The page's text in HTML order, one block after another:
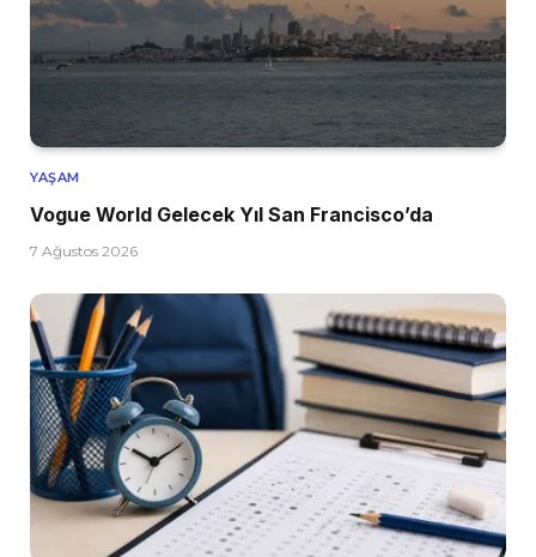
YAŞAM
Vogue World Gelecek Yıl San Francisco’da
7 Ağustos 2026